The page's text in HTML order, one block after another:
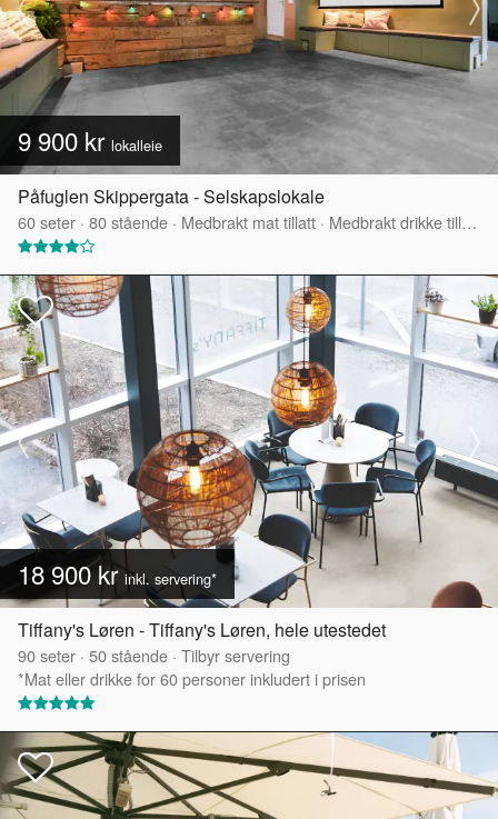
9 900 kr lokalleie
Påfuglen Skippergata - Selskapslokale
60seter · 80stående · Medbrakt mat tillatt · Medbrakt drikke tillatt
18 900 kr inkl. servering*
Tiffany's Løren - Tiffany's Løren, hele utestedet
90seter · 50stående · Tilbyr servering
*Mat eller drikke for 60 personer inkludert i prisen